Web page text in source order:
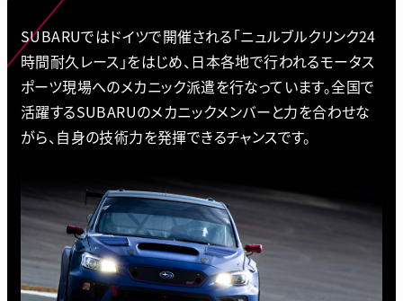
SUBARUではドイツで開催される「ニュルブルクリンク24
時間耐久レース」をはじめ、日本各地で行われるモータス
ポーツ現場へのメカニック派遣を行なっています。全国で
活躍するSUBARUのメカニックメンバーと力を合わせな
がら、自身の技術力を発揮できるチャンスです。